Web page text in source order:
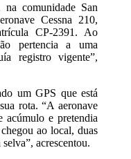
comunidade San
Cessna 210,
CP-2391. Ao
pertencia a uma
registro vigente”,
um GPS que está
rota. “A aeronave
acúmulo e pretendia
ao local, duas
acrescentou.